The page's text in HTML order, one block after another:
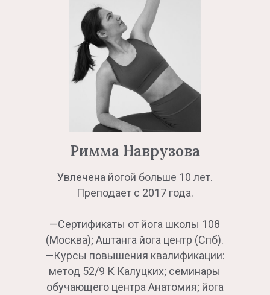
Римма Наврузова
Увлечена йогой больше 10 лет.
Преподает с 2017 года.
—Сертификаты от йога школы 108
(Москва); Аштанга йога центр (Спб).
—Курсы повышения квалификации:
метод 52/9 К Калуцких; семинары
обучающего центра Анатомия; йога